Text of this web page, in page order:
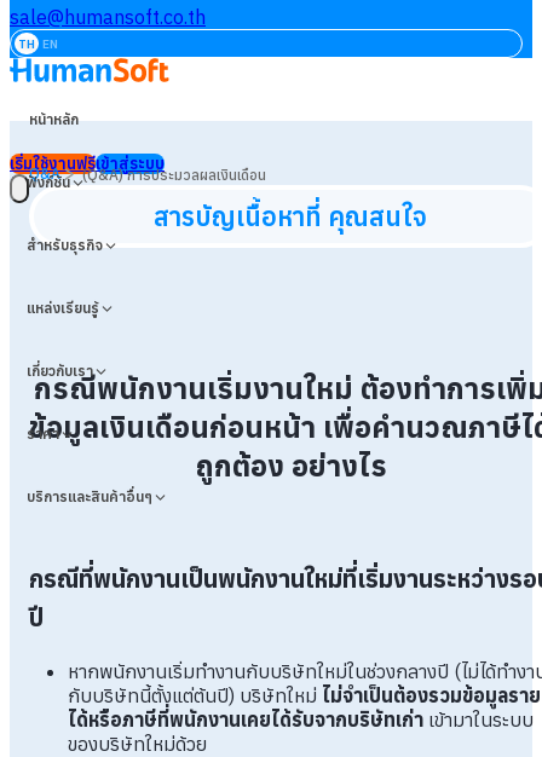
sale@humansoft.co.th
TH EN
หน้าหลัก
ฟังก์ชัน
สำหรับธุรกิจ
แหล่งเรียนรู้
เกี่ยวกับเรา
ราคา
บริการและสินค้าอื่นๆ
เริ่มใช้งานฟรีเข้าสู่ระบบ
Q&A>(Q&A) การประมวลผลเงินเดือน
สารบัญเนื้อหาที่ คุณสนใจ
กรณีพนักงานเริ่มงานใหม่ ต้องทำการเพิ่
ข้อมูลเงินเดือนก่อนหน้า เพื่อคำนวณภาษีไ
ถูกต้อง อย่างไร
กรณีที่พนักงานเป็นพนักงานใหม่ที่เริ่มงานระหว่างร
ปี
หากพนักงานเริ่มทำงานกับบริษัทใหม่ในช่วงกลางปี (ไม่ได้ทำงา
กับบริษัทนี้ตั้งแต่ต้นปี) บริษัทใหม่ ไม่จำเป็นต้องรวมข้อมูลราย
ได้หรือภาษีที่พนักงานเคยได้รับจากบริษัทเก่า เข้ามาในระบบ
ของบริษัทใหม่ด้วย